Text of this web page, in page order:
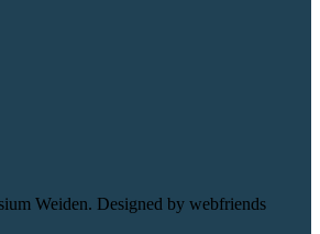
Weiden. Designed by webfriends